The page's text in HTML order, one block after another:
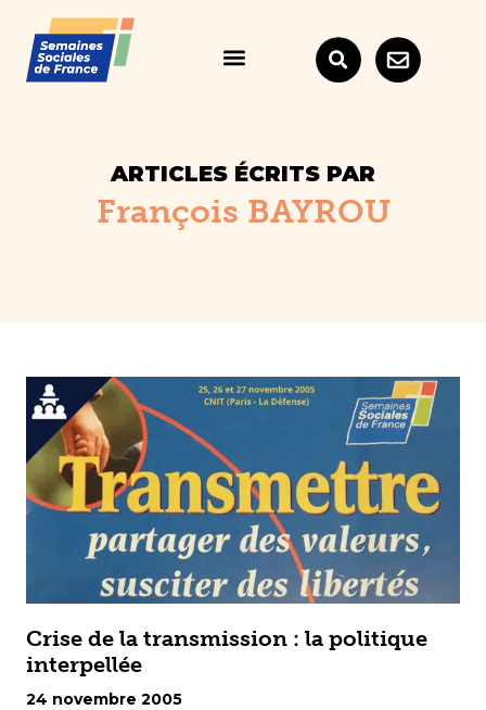
ARTICLES ÉCRITS PAR
François BAYROU
Crise de la transmission : la politique
interpellée
24 novembre 2005